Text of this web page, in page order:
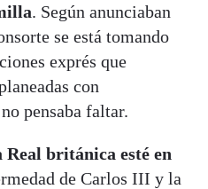
. Según anunciaban
se está tomando
exprés que
con
pensaba faltar.
británica esté en
de Carlos III y la